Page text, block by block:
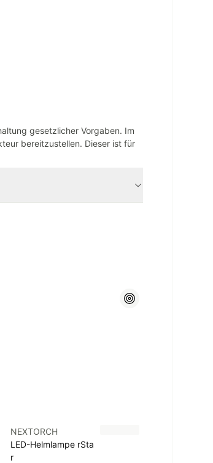
gesetzlicher Vorgaben. Im
bereitzustellen. Dieser ist für
NEXTORCH
LED-Helmlampe rSta
r